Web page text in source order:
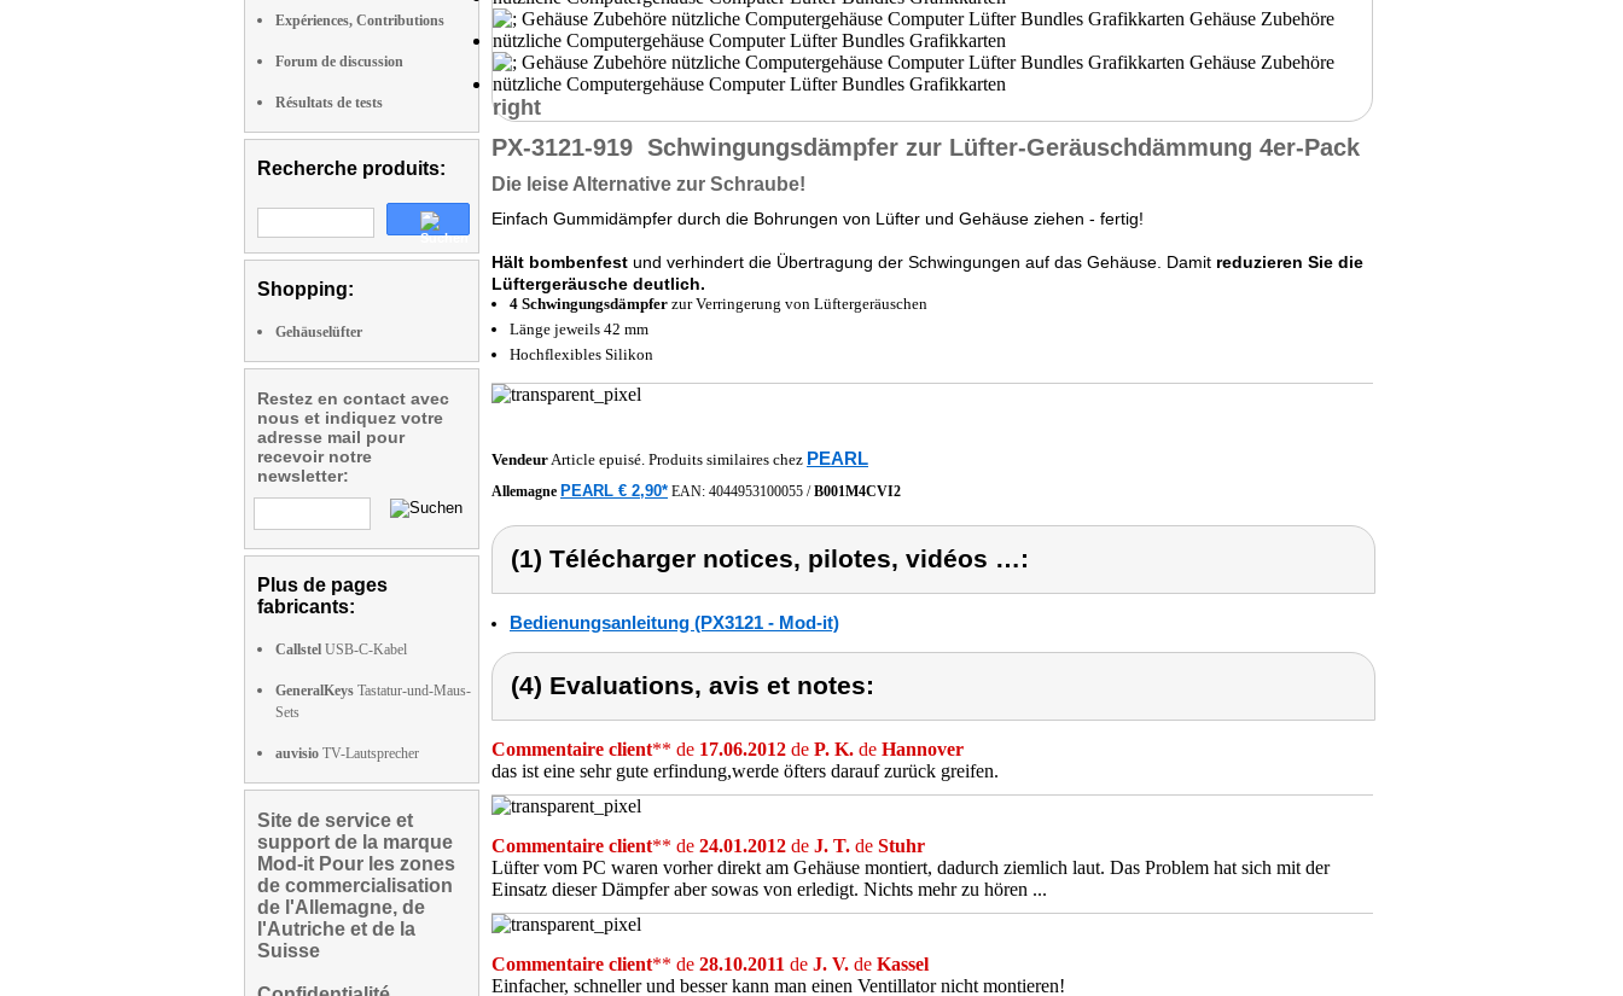
Expériences, Contributions
Forum de discussion
Résultats de tests
Recherche produits:
Shopping:
Gehäuselüfter
Restez en contact avec
nous et indiquez votre
adresse mail pour
recevoir notre
newsletter:
Plus de pages
fabricants:
Callstel USB-C-Kabel
GeneralKeys Tastatur-und-Maus-
Sets
auvisio TV-Lautsprecher
Site de service et
support de la marque
Mod-it Pour les zones
de commercialisation
de l'Allemagne, de
l'Autriche et de la
Suisse
right
PX-3121-919 Schwingungsdämpfer zur Lüfter-Geräuschdämmung 4er-Pack
Die leise Alternative zur Schraube!
Einfach Gummidämpfer durch die Bohrungen von Lüfter und Gehäuse ziehen - fertig!
Hält bombenfest und verhindert die Übertragung der Schwingungen auf das Gehäuse. Damit reduzieren Sie die
Lüftergeräusche deutlich.
4 Schwingungsdämpfer zur Verringerung von Lüftergeräuschen
Länge jeweils 42 mm
Hochflexibles Silikon
VendeurArticle epuisé. Produits similaires chez PEARL
Allemagne PEARL € 2,90* EAN: 4044953100055 /B001M4CVI2
(1) Télécharger notices, pilotes, vidéos …:
Bedienungsanleitung (PX3121 - Mod-it)
(4) Evaluations, avis et notes:
Commentaire client** de 17.06.2012 de P. K. de Hannover
das ist eine sehr gute erfindung,werde öfters darauf zurück greifen.
Commentaire client** de 24.01.2012 de J. T. de Stuhr
Lüfter vom PC waren vorher direkt am Gehäuse montiert, dadurch ziemlich laut. Das Problem hat sich mit der
Einsatz dieser Dämpfer aber sowas von erledigt. Nichts mehr zu hören ...
Commentaire client** de 28.10.2011 de J. V. de Kassel
Einfacher, schneller und besser kann man einen Ventillator nicht montieren!